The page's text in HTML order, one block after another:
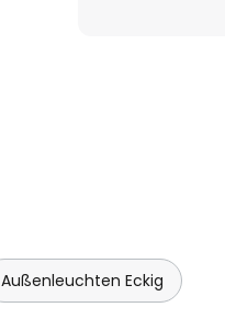
Außenleuchten Eckig